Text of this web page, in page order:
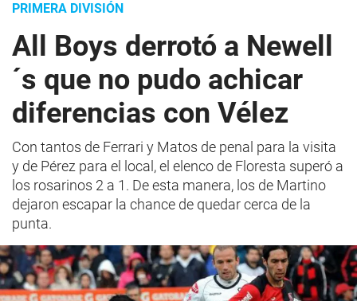
PRIMERA DIVISIÓN
All Boys derrotó a Newell
´s que no pudo achicar
diferencias con Vélez
Con tantos de Ferrari y Matos de penal para la visita
y de Pérez para el local, el elenco de Floresta superó a
los rosarinos 2 a 1. De esta manera, los de Martino
dejaron escapar la chance de quedar cerca de la
punta.